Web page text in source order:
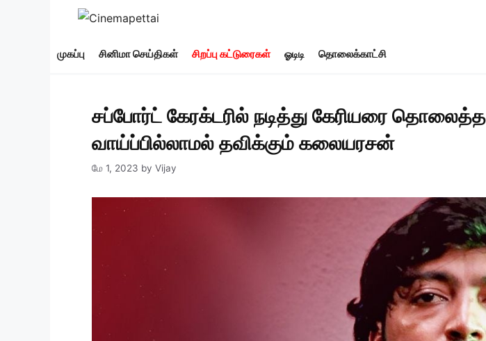
முகப்பு சினிமா செய்திகள் சிறப்பு கட்டுரைகள் ஓடிடி தொலைக்காட்சி
சப்போர்ட் கேரக்டரில் நடித்து கேரியரை
வாய்ப்பில்லாமல் தவிக்கும் கலையரசன்
மே 1, 2023 by Vijay